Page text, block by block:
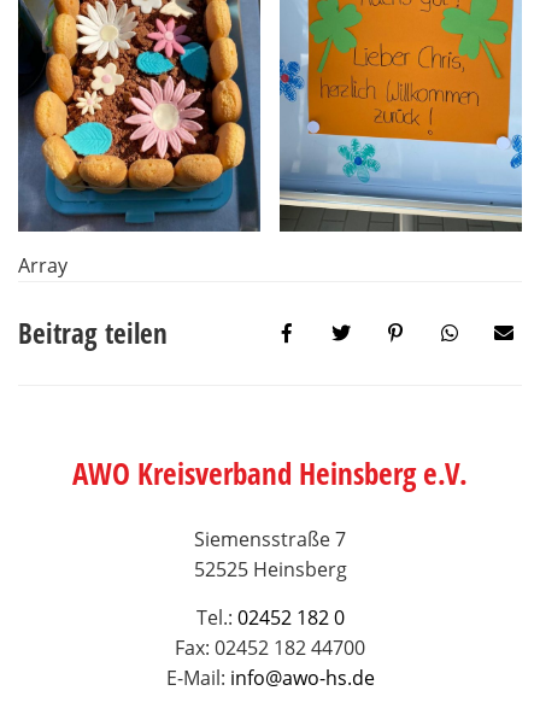
Array
Beitrag teilen
AWO Kreisverband Heinsberg e.V.
Siemensstraße 7
52525 Heinsberg
Tel.: 02452 182 0
Fax: 02452 182 44700
E-Mail: info@awo-hs.de